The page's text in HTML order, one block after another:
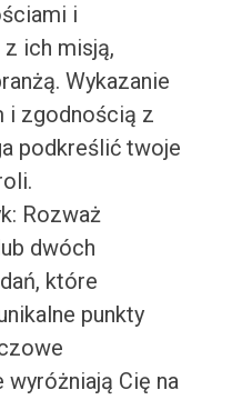
i
ich misją,
Wykazanie
i zgodnością z
podkreślić twoje
Rozważ
dwóch
które
punkty
Cię na